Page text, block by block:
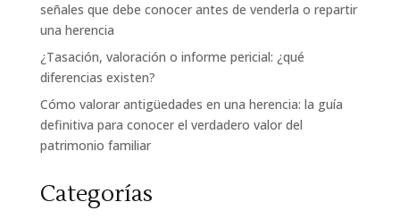
señales que debe conocer antes de venderla o repartir
una herencia
¿Tasación, valoración o informe pericial: ¿qué
diferencias existen?
Cómo valorar antigüedades en una herencia: la guía
definitiva para conocer el verdadero valor del
patrimonio familiar
Categorías